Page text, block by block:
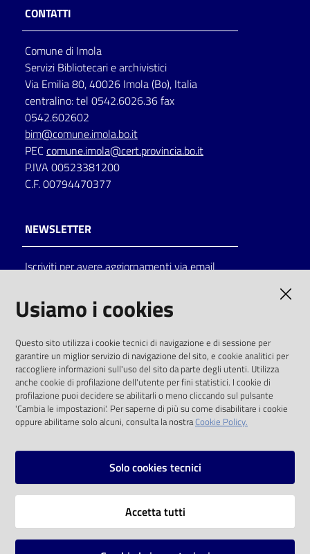
Eventi
Chiedi al
bibliotecario
Avvisi
Orari
CONTATTI
Comune di Imola
Servizi Bibliotecari e archivistici
Via Emilia 80, 40026 Imola (Bo), Italia
centralino: tel 0542.6026.36 fax
0542.602602
bim@comune.imola.bo.it
PEC comune.imola@cert.provincia.bo.it
P.IVA 00523381200
C.F. 00794470377
NEWSLETTER
Iscriviti per avere aggiornamenti via email
solo alle condizioni previste dalla direttiva
comunitaria 2003/98/CE e dal d.lgs. 36/2006
SOCIAL
Instagram
Vai alla pagina
Usiamo i cookies
Questo sito utilizza i cookie tecnici di navigazione e di sessione per
garantire un miglior servizio di navigazione del sito, e cookie analitici per
raccogliere informazioni sull'uso del sito da parte degli utenti. Utilizza
anche cookie di profilazione dell'utente per fini statistici. I cookie di
profilazione puoi decidere se abilitarli o meno cliccando sul pulsante
'Cambia le impostazioni'. Per saperne di più su come disabilitare i cookie
oppure abilitarne solo alcuni, consulta la nostraCookie Policy.
Solo cookies tecnici
Accetta tutti